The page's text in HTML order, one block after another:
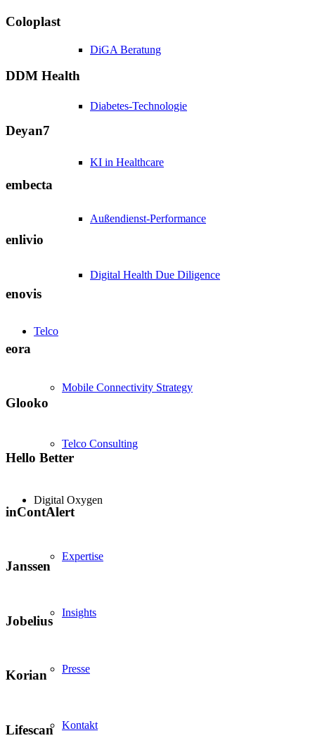
DiGA Beratung
Diabetes-Technologie
KI in Healthcare
Außendienst-Performance
Digital Health Due Diligence
Telco
Mobile Connectivity Strategy
Telco Consulting
Digital Oxygen
Expertise
Insights
Presse
Kontakt
Coloplast
DDM Health
Deyan7
embecta
enlivio
enovis
eora
Glooko
Hello Better
inContAlert
Janssen
Jobelius
Korian
Lifescan